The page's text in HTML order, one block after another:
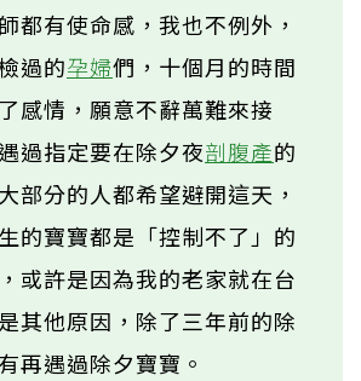
都有使命感，我也不例外，
過的孕婦們，十個月的時間
感情，願意不辭萬難來接
過指定要在除夕夜剖腹產的
部分的人都希望避開這天，
的寶寶都是「控制不了」的
或許是因為我的老家就在台
其他原因，除了三年前的除
再遇過除夕寶寶。